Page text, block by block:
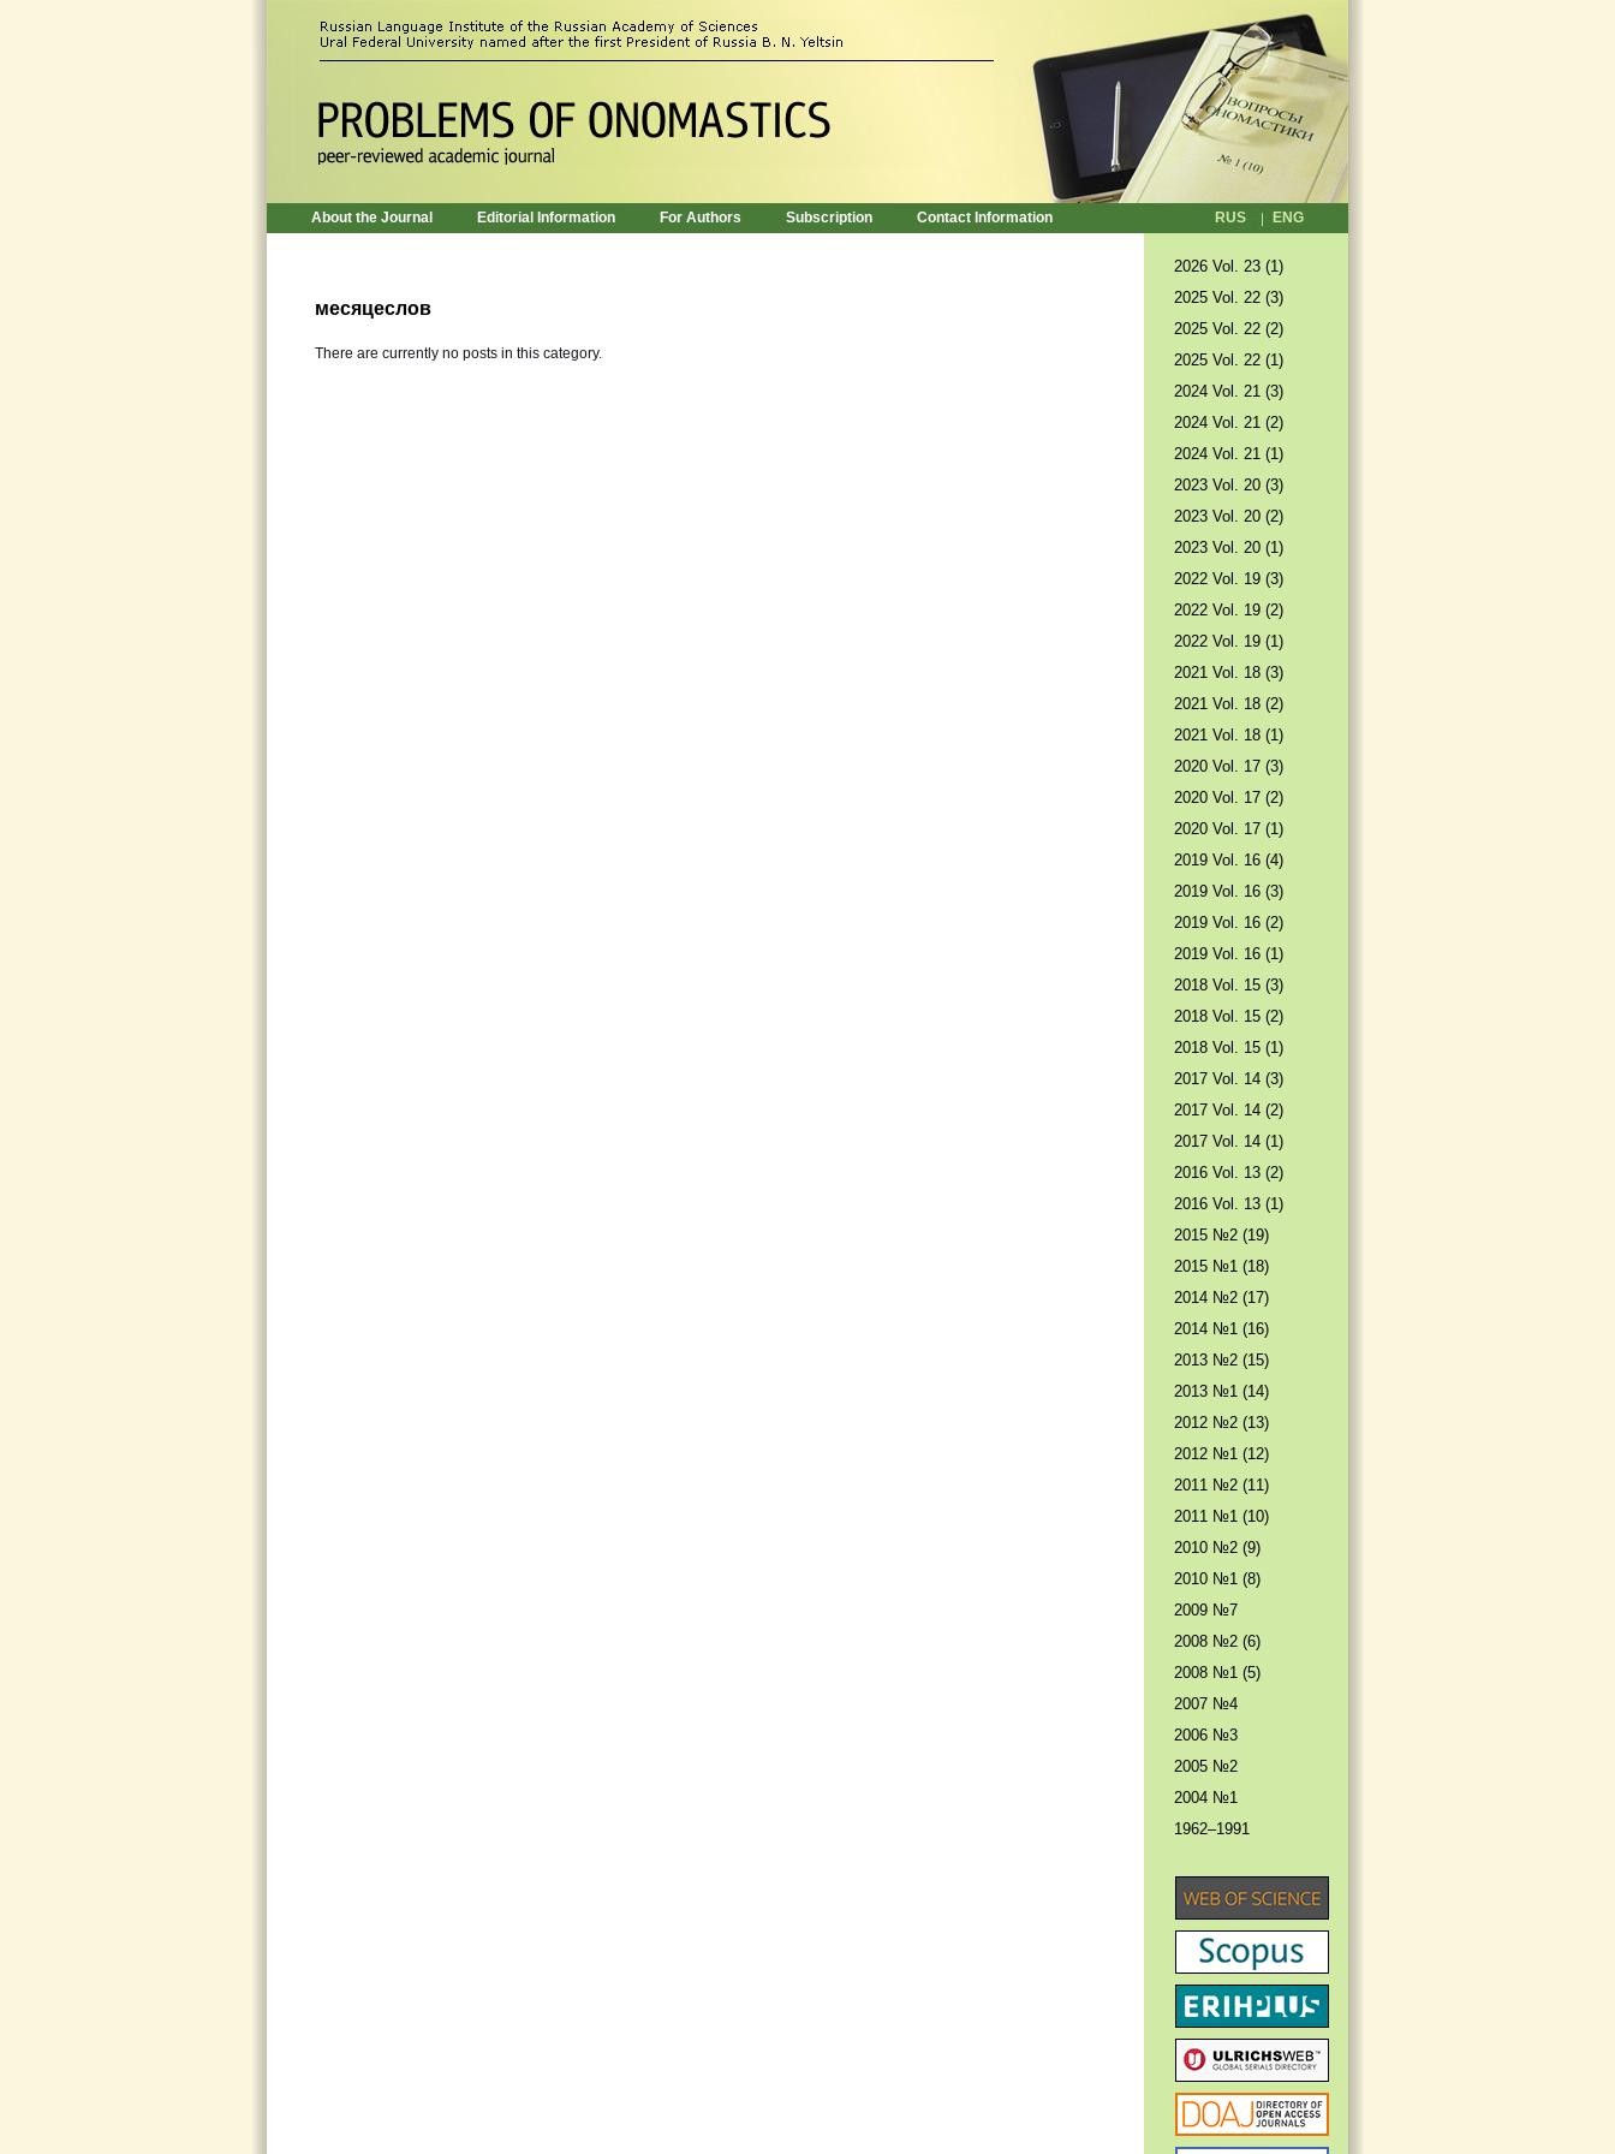
About the Journal Editorial Information For Authors Subscription Contact Information RUS ENG
месяцеслов
There are currently no posts in this category.
2026 Vol. 23 (1)
2025 Vol. 22 (3)
2025 Vol. 22 (2)
2025 Vol. 22 (1)
2024 Vol. 21 (3)
2024 Vol. 21 (2)
2024 Vol. 21 (1)
2023 Vol. 20 (3)
2023 Vol. 20 (2)
2023 Vol. 20 (1)
2022 Vol. 19 (3)
2022 Vol. 19 (2)
2022 Vol. 19 (1)
2021 Vol. 18 (3)
2021 Vol. 18 (2)
2021 Vol. 18 (1)
2020 Vol. 17 (3)
2020 Vol. 17 (2)
2020 Vol. 17 (1)
2019 Vol. 16 (4)
2019 Vol. 16 (3)
2019 Vol. 16 (2)
2019 Vol. 16 (1)
2018 Vol. 15 (3)
2018 Vol. 15 (2)
2018 Vol. 15 (1)
2017 Vol. 14 (3)
2017 Vol. 14 (2)
2017 Vol. 14 (1)
2016 Vol. 13 (2)
2016 Vol. 13 (1)
2015 №2 (19)
2015 №1 (18)
2014 №2 (17)
2014 №1 (16)
2013 №2 (15)
2013 №1 (14)
2012 №2 (13)
2012 №1 (12)
2011 №2 (11)
2011 №1 (10)
2010 №2 (9)
2010 №1 (8)
2009 №7
2008 №2 (6)
2008 №1 (5)
2007 №4
2006 №3
2005 №2
2004 №1
1962–1991